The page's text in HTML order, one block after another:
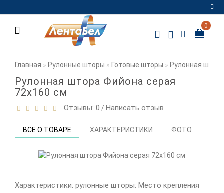
Регистрация
закладки
0
Главная Рулонные шторы Готовые шторы Рулонная
Рулонная штора Фийона серая
72х160 см
Отзывы: 0 /Написать отзыв
ВСЕ О ТОВАРЕ ХАРАКТЕРИСТИКИ ФОТО
Характеристики: рулонные шторы: Место крепления